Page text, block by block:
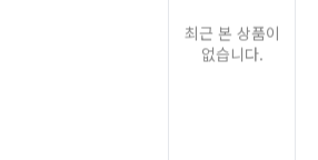
최근 본 상품이
없습니다.